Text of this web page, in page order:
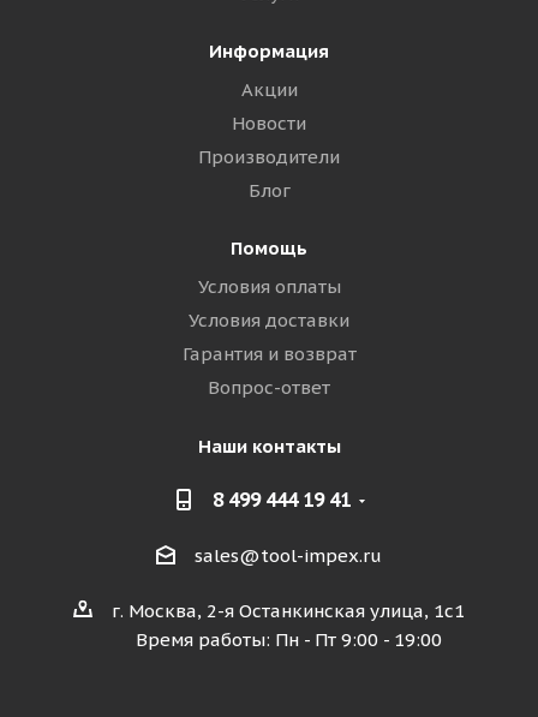
Информация
Акции
Новости
Производители
Блог
Помощь
Условия оплаты
Условия доставки
Гарантия и возврат
Вопрос-ответ
Наши контакты
8 499 444 19 41
sales@tool-impex.ru
г. Москва, 2-я Останкинская улица, 1с1
Время работы: Пн - Пт 9:00 - 19:00